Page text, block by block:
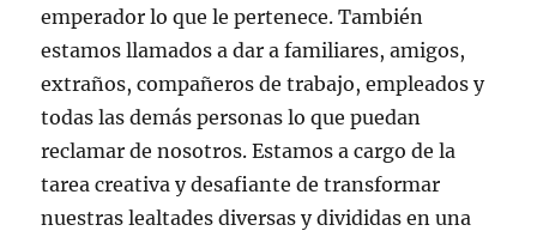
emperador lo que le pertenece. También
estamos llamados a dar a familiares, amigos,
extraños, compañeros de trabajo, empleados y
todas las demás personas lo que puedan
reclamar de nosotros. Estamos a cargo de la
tarea creativa y desafiante de transformar
nuestras lealtades diversas y divididas en una